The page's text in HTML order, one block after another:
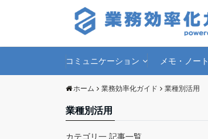
コミュニケーション メモ・ノート
ホーム 業務効率化ガイド 業種別活用
業種別活用
カテゴリ一 記事一覧